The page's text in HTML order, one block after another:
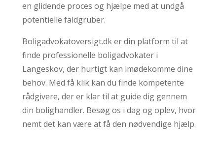
en glidende proces og hjælpe med at undgå
potentielle faldgruber.
Boligadvokatoversigt.dk er din platform til at
finde professionelle boligadvokater i
Langeskov, der hurtigt kan imødekomme dine
behov. Med få klik kan du finde kompetente
rådgivere, der er klar til at guide dig gennem
din bolighandler. Besøg os i dag og oplev, hvor
nemt det kan være at få den nødvendige hjælp.